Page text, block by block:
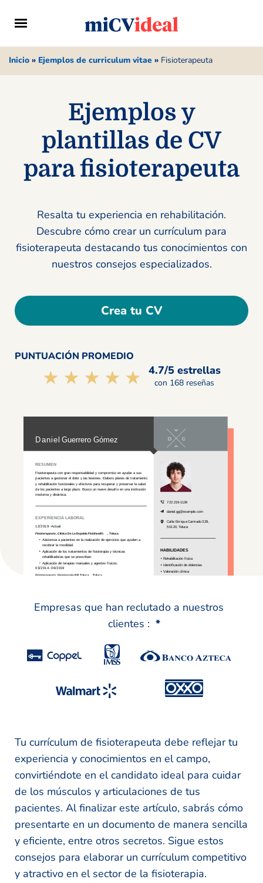
Inicio » Ejemplos de curriculum vitae » Fisioterapeuta
Ejemplos y
plantillas de CV
para fisioterapeuta
Resalta tu experiencia en rehabilitación.
Descubre cómo crear un currículum para
fisioterapeuta destacando tus conocimientos con
nuestros consejos especializados.
Crea tu CV
PUNTUACIÓN PROMEDIO
☆☆☆☆☆
★★★★★ 4.7/5 estrellas
con 168 reseñas
Empresas que han reclutado a nuestros
clientes : *
Tu currículum de fisioterapeuta debe reflejar tu
experiencia y conocimientos en el campo,
convirtiéndote en el candidato ideal para cuidar
de los músculos y articulaciones de tus
pacientes. Al finalizar este artículo, sabrás cómo
presentarte en un documento de manera sencilla
y eficiente, entre otros secretos. Sigue estos
consejos para elaborar un currículum competitivo
y atractivo en el sector de la fisioterapia.